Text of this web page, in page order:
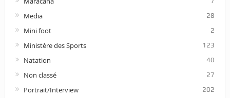
Media 28
Mini foot 2
Ministère des Sports 123
Natation 40
Non classé 27
Portrait/Interview 202